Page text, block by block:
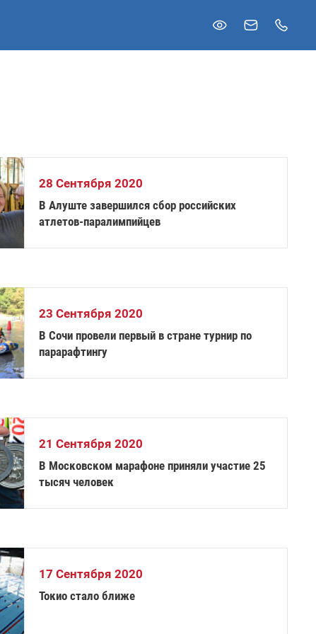
28 Сентября 2020
В Алуште завершился сбор российских
атлетов-паралимпийцев
23 Сентября 2020
В Сочи провели первый в стране турнир по
парарафтингу
21 Сентября 2020
В Московском марафоне приняли участие 25
тысяч человек
17 Сентября 2020
Токио стало ближе